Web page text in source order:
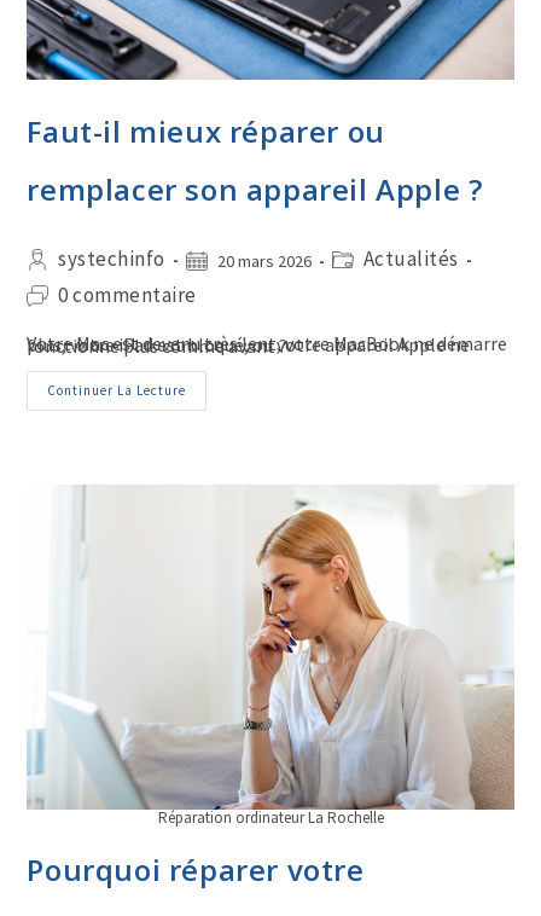
Faut-il mieux réparer ou
remplacer son appareil Apple ?
systechinfo 20 mars 2026
Actualités
0 commentaire
Votre Mac est devenu très lent, votre MacBook ne démarre plus, votre iPad est bloqué, ou votre appareil Apple ne fonctionne plus comme avant ?
Continuer La Lecture
Réparation ordinateur La Rochelle
Pourquoi réparer votre